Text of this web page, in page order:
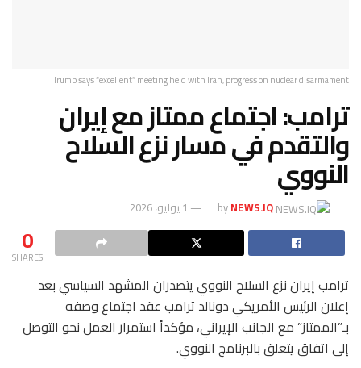
Trump says “excellent” meeting held with Iran, progress on nuclear disarmament
ترامب: اجتماع ممتاز مع إيران
والتقدم في مسار نزع السلاح
النووي
byNEWS.IQ 1 يوليو، 2026
0
SHARES
ترامب إيران نزع السلاح النووي يتصدران المشهد السياسي بعد
إعلان الرئيس الأمريكي دونالد ترامب عقد اجتماع وصفه
بـ”الممتاز” مع الجانب الإيراني، مؤكداً استمرار العمل نحو التوصل
إلى اتفاق يتعلق بالبرنامج النووي.